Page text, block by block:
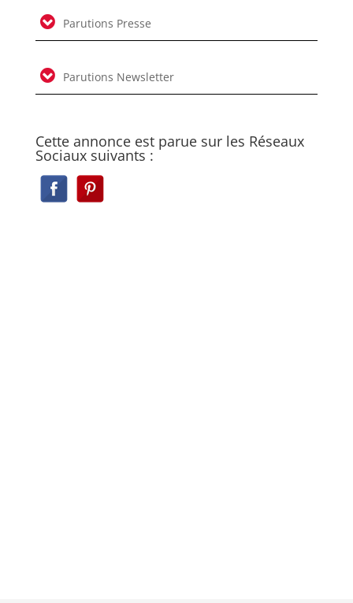
Parutions Presse
Parutions Newsletter
Cette annonce est parue sur les Réseaux
Sociaux suivants :